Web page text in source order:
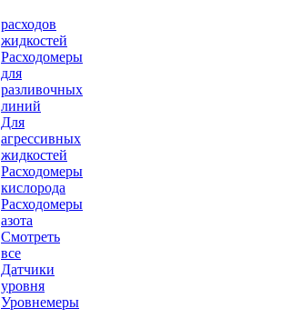
расходов
жидкостей
Расходомеры
для
разливочных
линий
Для
агрессивных
жидкостей
Расходомеры
кислорода
Расходомеры
азота
Смотреть
все
Датчики
уровня
Уровнемеры